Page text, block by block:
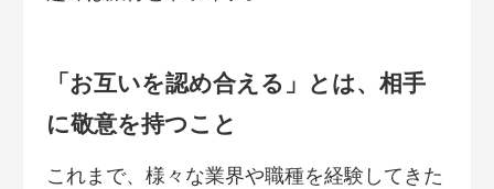
「お互いを認め合える」とは、相手
に敬意を持つこと
これまで、様々な業界や職種を経験してきた